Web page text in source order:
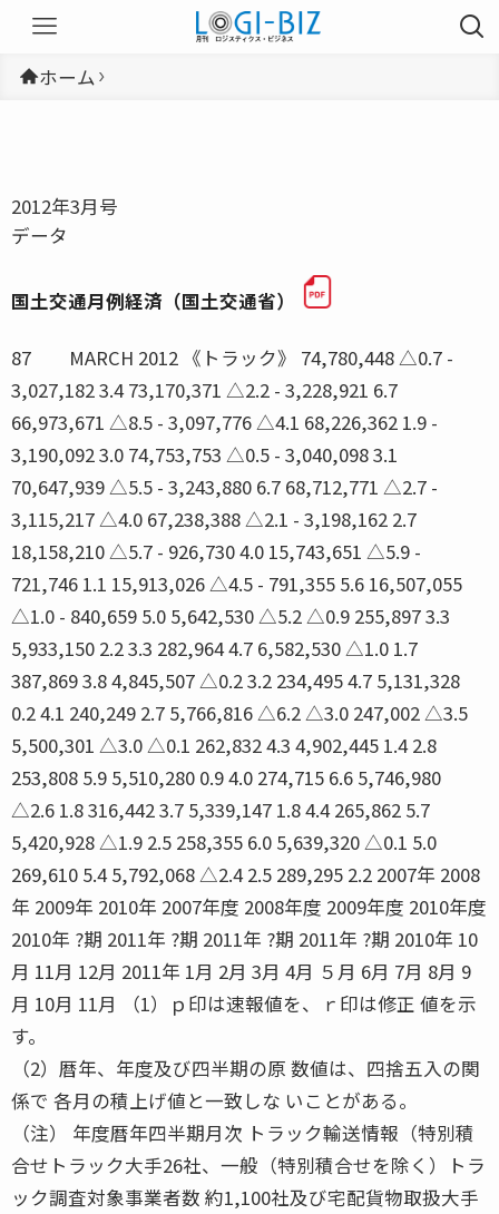
ホーム
2012年3月号
データ
国土交通月例経済（国土交通省）
87 MARCH 2012 《トラック》 74,780,448 △0.7 -
3,027,182 3.4 73,170,371 △2.2 - 3,228,921 6.7
66,973,671 △8.5 - 3,097,776 △4.1 68,226,362 1.9 -
3,190,092 3.0 74,753,753 △0.5 - 3,040,098 3.1
70,647,939 △5.5 - 3,243,880 6.7 68,712,771 △2.7 -
3,115,217 △4.0 67,238,388 △2.1 - 3,198,162 2.7
18,158,210 △5.7 - 926,730 4.0 15,743,651 △5.9 -
721,746 1.1 15,913,026 △4.5 - 791,355 5.6 16,507,055
△1.0 - 840,659 5.0 5,642,530 △5.2 △0.9 255,897 3.3
5,933,150 2.2 3.3 282,964 4.7 6,582,530 △1.0 1.7
387,869 3.8 4,845,507 △0.2 3.2 234,495 4.7 5,131,328
0.2 4.1 240,249 2.7 5,766,816 △6.2 △3.0 247,002 △3.5
5,500,301 △3.0 △0.1 262,832 4.3 4,902,445 1.4 2.8
253,808 5.9 5,510,280 0.9 4.0 274,715 6.6 5,746,980
△2.6 1.8 316,442 3.7 5,339,147 1.8 4.4 265,862 5.7
5,420,928 △1.9 2.5 258,355 6.0 5,639,320 △0.1 5.0
269,610 5.4 5,792,068 △2.4 2.5 289,295 2.2 2007年 2008
年 2009年 2010年 2007年度 2008年度 2009年度 2010年度
2010年 ?期 2011年 ?期 2011年 ?期 2011年 ?期 2010年 10
月 11月 12月 2011年 1月 2月 3月 4月 ５月 6月 7月 8月 9
月 10月 11月 （1）ｐ印は速報値を、ｒ印は修正 値を示
す。
（2）暦年、年度及び四半期の原 数値は、四捨五入の関
係で 各月の積上げ値と一致しな いことがある。
（注） 年度暦年四半期月次 トラック輸送情報（特別積
合せトラック大手26社、一般（特別積合せを除く）トラ
ック調査対象事業者数 約1,100社及び宅配貨物取扱大手